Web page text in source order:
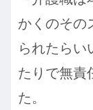
かくのその
られたらい
たりで無責
た。